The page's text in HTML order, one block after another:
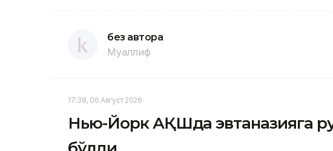
без автора
Муаллиф
17:38, 06 Август 2026
Нью-Йорк АҚШда эвтаназияга